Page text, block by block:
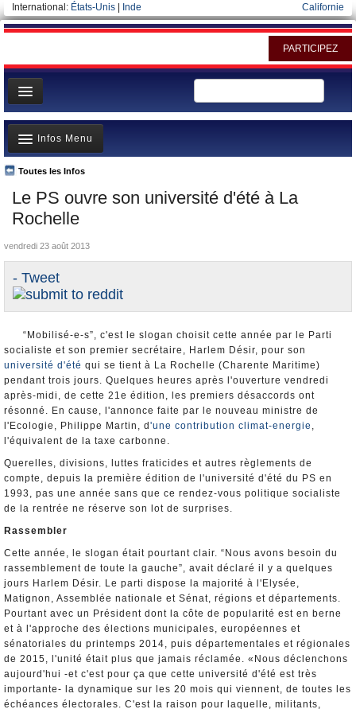
International: États-Unis Inde Californie
PARTICIPEZ
Page d'accueil
Infos
Gouvernement
Ministères/Directions
Blog
Elections européennes
Le PS ouvre son université d'été à La
Rochelle
Toutes les Infos
Infos Menu
A la Une
Polémiques
La France et le Monde
Nominations et Démissions
Elections européennes
Infos insolites
- Tweet
vendredi 23 août 2013
“Mobilisé-e-s”, c'est le slogan choisit cette année par le Parti
socialiste et son premier secrétaire, Harlem Désir, pour son
université d'été qui se tient à La Rochelle (Charente Maritime)
pendant trois jours. Quelques heures après l'ouverture vendredi
après-midi, de cette 21e édition, les premiers désaccords ont
résonné. En cause, l'annonce faite par le nouveau ministre de
l'Ecologie, Philippe Martin, d 'une contribution climat-energie ,
l'équivalent de la taxe carbonne.
Querelles, divisions, luttes fraticides et autres règlements de
compte, depuis la première édition de l'université d'été du PS en
1993, pas une année sans que ce rendez-vous politique socialiste
de la rentrée ne réserve son lot de surprises.
Rassembler
Cette année, le slogan était pourtant clair. “Nous avons besoin du
rassemblement de toute la gauche”, avait déclaré il y a quelques
jours Harlem Désir. Le parti dispose la majorité à l'Elysée,
Matignon, Assemblée nationale et Sénat, régions et départements.
Pourtant avec un Président dont la côte de popularité est en berne
et à l'approche des élections municipales, européennes et
sénatoriales du printemps 2014, puis départementales et régionales
de 2015, l'unité était plus que jamais réclamée. «Nous déclenchons
aujourd'hui -et c'est pour ça que cette université d'été est très
importante- la dynamique sur les 20 mois qui viennent, de toutes les
échéances électorales. C'est la raison pour laquelle, militants,